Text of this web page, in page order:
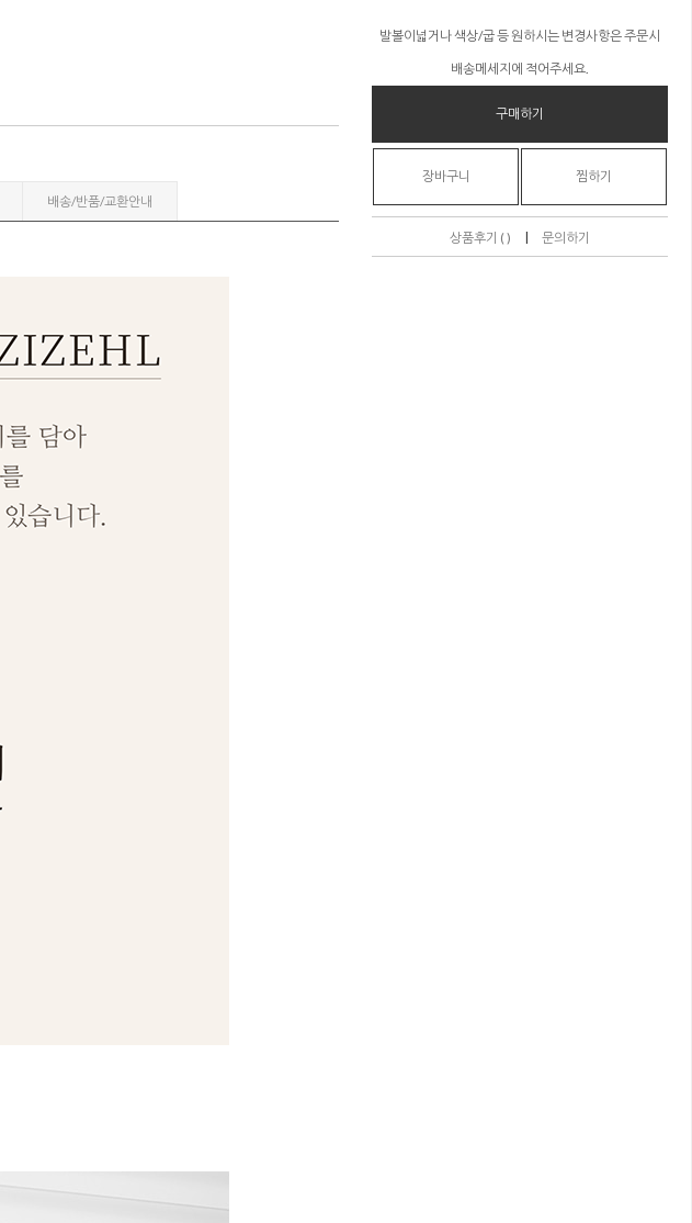
배송/반품/교환안내
발볼이넓거나 색상/굽 등 원하시는 변경사항은 주문시
배송메세지에 적어주세요.
구매하기
장바구니 찜하기
상품후기 ( ) | 문의하기